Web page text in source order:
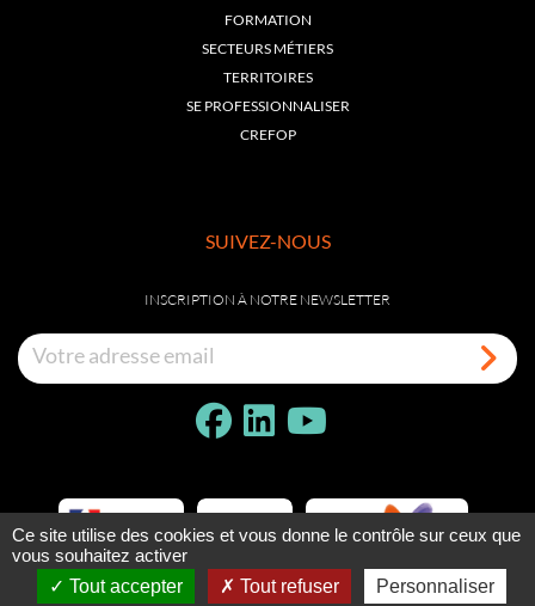
FORMATION
SECTEURS MÉTIERS
TERRITOIRES
SE PROFESSIONNALISER
CREFOP
SUIVEZ-NOUS
INSCRIPTION À NOTRE NEWSLETTER
Ce site utilise des cookies et vous donne le contrôle sur ceux que
vous souhaitez activer
Tout accepter
Tout refuser Personnaliser